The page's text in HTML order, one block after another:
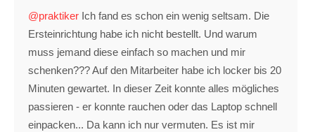
@praktiker Ich fand es schon ein wenig seltsam. Die
Ersteinrichtung habe ich nicht bestellt. Und warum
muss jemand diese einfach so machen und mir
schenken??? Auf den Mitarbeiter habe ich locker bis 20
Minuten gewartet. In dieser Zeit konnte alles mögliches
passieren - er konnte rauchen oder das Laptop schnell
einpacken... Da kann ich nur vermuten. Es ist mir